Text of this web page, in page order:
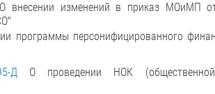
внесении изменений в приказ МОиМП
программы персонифицированного
ДО проведении НОК (общественной